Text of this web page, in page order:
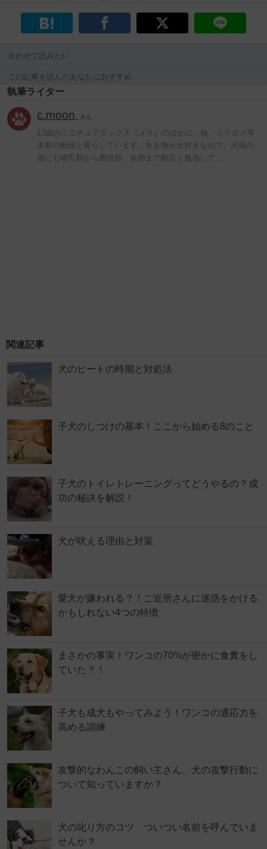
合わせて読みたい
この記事を読んだあなたにおすすめ
執筆ライター
c.moon さん
13歳のミニチュアダックス（メス）のほかに、猫、リクガメ等
多数の動物と暮らしています。生き物が大好きなので、犬猫の
他にも哺乳類から爬虫類、魚類まで幅広く勉強して…
関連記事
犬のヒートの時期と対処法
子犬のしつけの基本！ここから始める8のこと
子犬のトイレトレーニングってどうやるの？成
功の秘訣を解説！
犬が吠える理由と対策
愛犬が嫌われる？！ご近所さんに迷惑をかける
かもしれない4つの特徴
まさかの事実！ワンコの70%が密かに食糞をし
ていた？！
子犬も成犬もやってみよう！ワンコの適応力を
高める訓練
攻撃的なわんこの飼い主さん、犬の攻撃行動に
ついて知っていますか？
犬の叱り方のコツ ついつい名前を呼んでいま
せんか？